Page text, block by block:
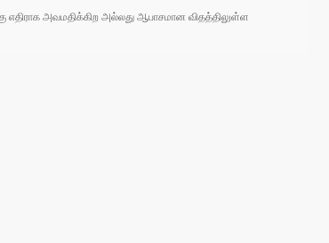
எதிராக அவமதிக்கிற அல்லது ஆபாசமான விதத்திலுள்ள